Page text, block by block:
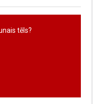
tēls?